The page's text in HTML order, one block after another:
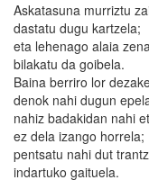
Askatasuna murriztu
dastatu dugu kartzela;
eta lehenago alaia
bilakatu da goibela.
Baina berriro lor
denok nahi dugun
nahiz badakidan nahi
ez dela izango horrela;
pentsatu nahi dut
indartuko gaituela.